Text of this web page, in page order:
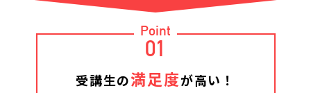
Point
01
受講生の満足度が高い！